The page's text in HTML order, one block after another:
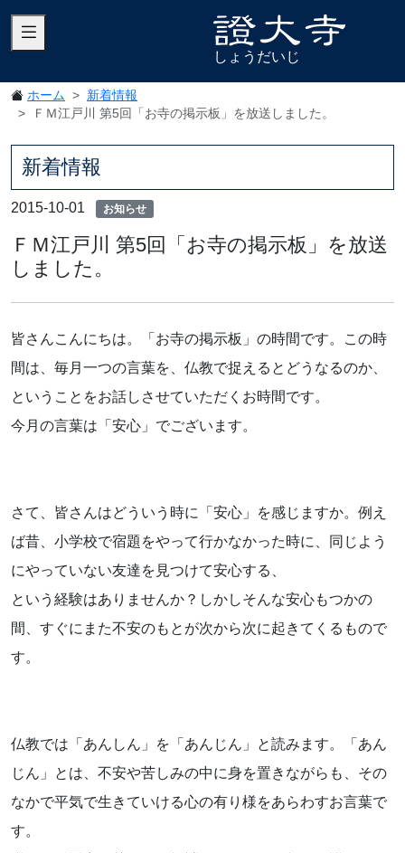
しょうだいじ
ホーム
新着情報
ＦＭ江戸川 第5回「お寺の掲示板」を放送しました。
新着情報
2015-10-01 お知らせ
ＦＭ江戸川 第5回「お寺の掲示板」を放送
しました。
皆さんこんにちは。「お寺の掲示板」の時間です。この時
間は、毎月一つの言葉を、仏教で捉えるとどうなるのか、
ということをお話しさせていただくお時間です。
今月の言葉は「安心」でございます。
さて、皆さんはどういう時に「安心」を感じますか。例え
ば昔、小学校で宿題をやって行かなかった時に、同じよう
にやっていない友達を見つけて安心する、
という経験はありませんか？しかしそんな安心もつかの
間、すぐにまた不安のもとが次から次に起きてくるもので
す。
仏教では「あんしん」を「あんじん」と読みます。「あん
じん」とは、不安や苦しみの中に身を置きながらも、その
なかで平気で生きていける心の有り様をあらわすお言葉で
す。